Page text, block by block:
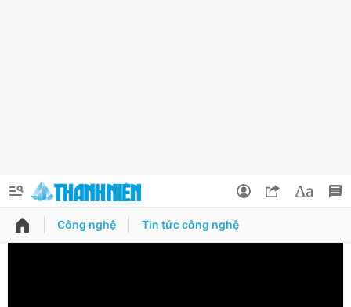
QUẢNG CÁO ĐẶT BÁO
Công nghệ Tin tức công nghệ